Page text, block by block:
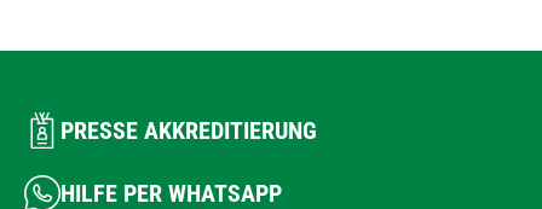
PRESSE AKKREDITIERUNG
HILFE PER WHATSAPP